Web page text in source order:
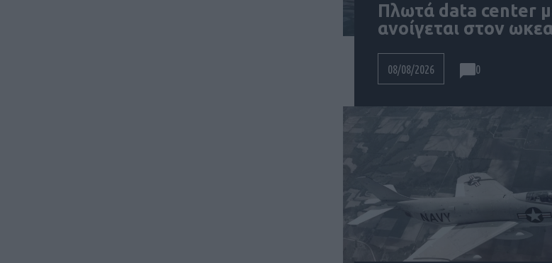
Πλωτά data center
ανοίγεται στον
08/08/2026 0